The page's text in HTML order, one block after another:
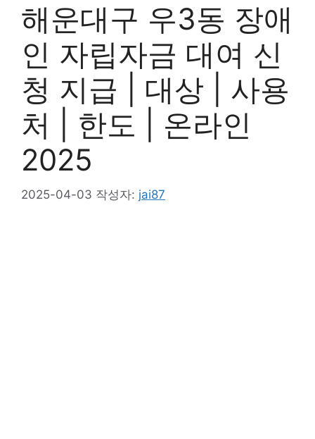
해운대구 우3동 장애
인 자립자금 대여 신
청 지급 | 대상 | 사용
처 | 한도 | 온라인
2025
2025-04-03 작성자: jai87